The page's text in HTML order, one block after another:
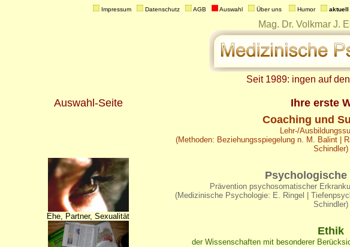
Impressum Datenschutz AGB Auswahl Über uns Humor aktuell
Seit 1989: ingen auf
Auswahl-Seite Ihre erste
Ehe, Partner, Sexualität
Coaching und
Lehr-/
(Methoden: Beziehungsspiegelung n. M. Balint |
Schindler)
Psychologische
Prävention psychosomatischer
(Medizinische Psychologie: E. Ringel |
Schindler)
Ethik
der Wissenschaften mit besonderer